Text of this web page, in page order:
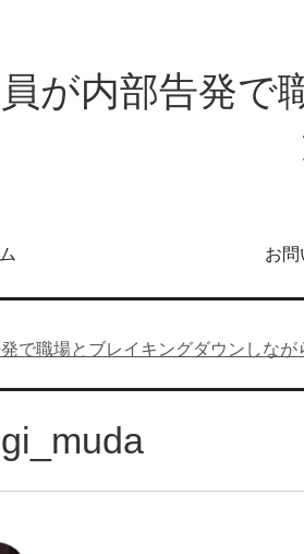
が内部告発で
お問
で職場とブレイキングダウンしな